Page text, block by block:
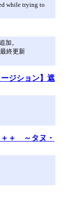
while trying to
加。
終更新
ジション】遮
＋＋ ～タヌ・